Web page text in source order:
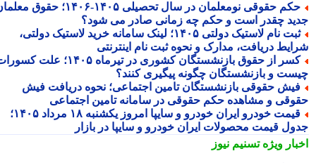
حکم حقوقی نومعلمان در سال تحصیلی ۱۴۰۵-۱۴۰۶؛ حقوق معلمان
چقدر است و حکم چه زمانی صادر می شود؟
ثبت نام لاستیک دولتی ۱۴۰۵؛ لینک سامانه خرید لاستیک دولتی،
دریافت، مدارک و نحوه ثبت نام اینترنتی
کسر از حقوق بازنشستگان کشوری در تیرماه ۱۴۰۵؛ علت کسورات
و بازنشستگان چگونه پیگیری کنند؟
حقوقی بازنشستگان تامین اجتماعی؛ نحوه دریافت فیش
و مشاهده حکم حقوقی در سامانه تامین اجتماعی
قیمت خودرو ایران خودرو و سایپا امروز یکشنبه ۱۸ مرداد ۱۴۰۵؛
قیمت محصولات ایران خودرو و سایپا در بازار
ویژهتسنیم نیوز